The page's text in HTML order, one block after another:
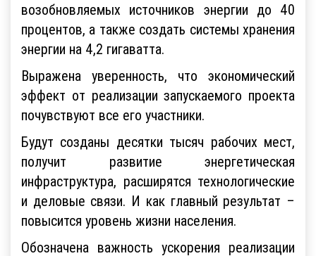
возобновляемых источников энергии до 40
процентов, а также создать системы хранения
энергии на 4,2 гигаватта.
Выражена уверенность, что экономический
эффект от реализации запускаемого проекта
почувствуют все его участники.
Будут созданы десятки тысяч рабочих мест,
получит развитие энергетическая
инфраструктура, расширятся технологические
и деловые связи. И как главный результат –
повысится уровень жизни населения.
Обозначена важность ускорения реализации